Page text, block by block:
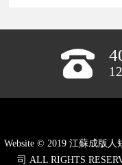
Website © 2019 江蘇成版人
司 ALL RIGHTS